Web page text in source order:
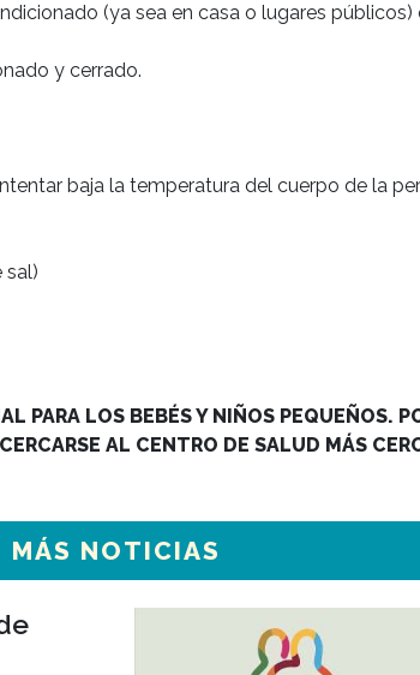
(ya sea en casa o lugares
y cerrado.
baja la temperatura del cuerpo de la
sal)
PARA LOS BEBÉS Y NIÑOS PEQUEÑOS.
AL CENTRO DE SALUD MÁS
MÁS NOTICIAS